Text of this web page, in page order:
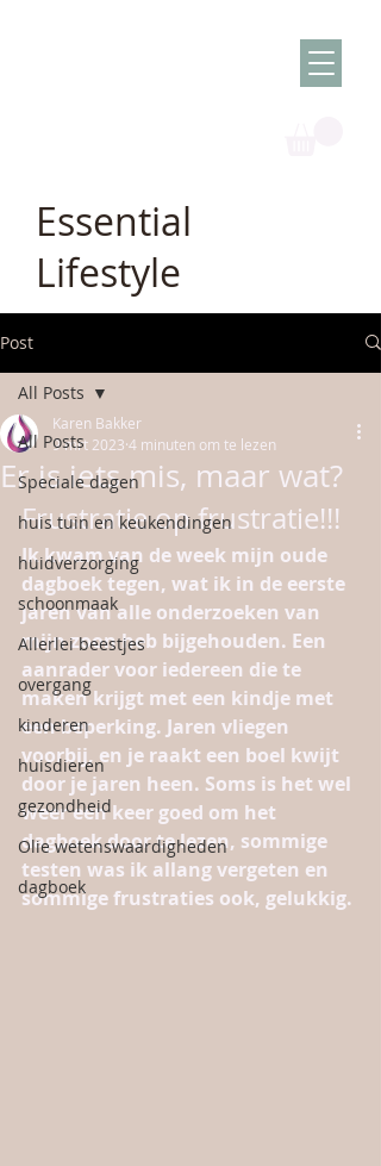
Essential
Lifestyle
Post
All Posts
Speciale dagen
huis tuin en keukendingen
huidverzorging
schoonmaak
Allerlei beestjes
overgang
kinderen
huisdieren
gezondheid
Olie wetenswaardigheden
dagboek
All Posts
Er is iets mis, maar wat?
Karen Bakker
9 mrt 2023 4 minuten om te lezen
Frustratie op frustratie!!!
Ik kwam van de week mijn oude
dagboek tegen, wat ik in de eerste
jaren van alle onderzoeken van
mijn zoon heb bijgehouden. Een
aanrader voor iedereen die te
maken krijgt met een kindje met
een beperking. Jaren vliegen
voorbij, en je raakt een boel kwijt
door je jaren heen. Soms is het wel
weer een keer goed om het
dagboek door te lezen, sommige
testen was ik allang vergeten en
sommige frustraties ook, gelukkig.